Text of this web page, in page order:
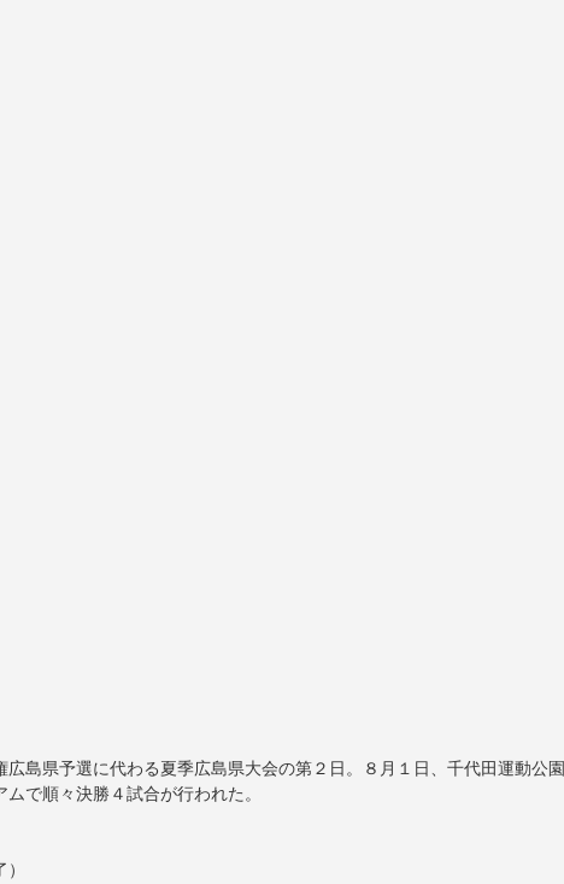
広島県予選に代わる夏季広島県大会の第２日。８月１日、千代田運動公園
で順々決勝４試合が行われた。